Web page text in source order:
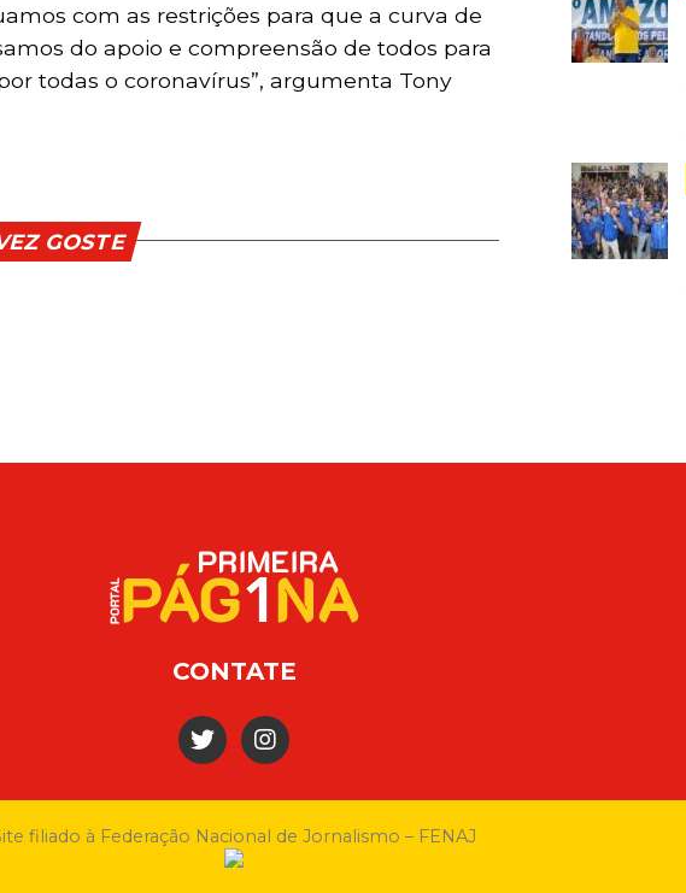
com as restrições para que a curva de
do apoio e compreensão de todos para
todas o coronavírus”, argumenta Tony
GOSTE
CONTATE
filiado à Federação Nacional de Jornalismo – FENAJ